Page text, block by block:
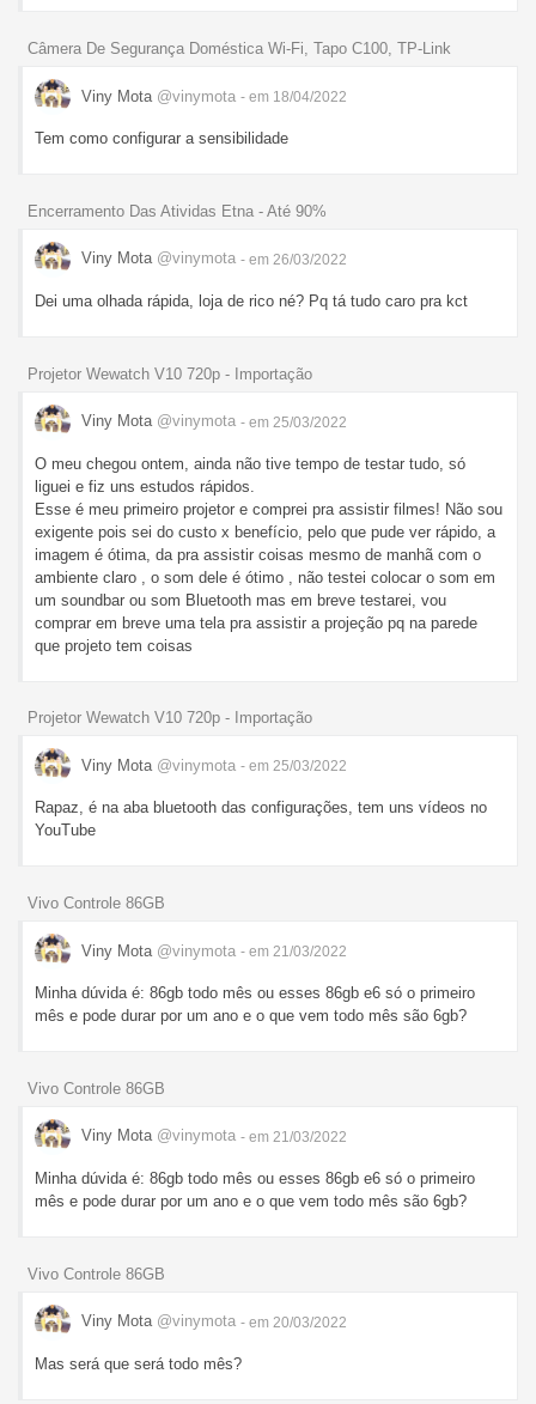
Câmera De Segurança Doméstica Wi-Fi, Tapo C100, TP-Link
Viny Mota @vinymota - em 18/04/2022
Tem como configurar a sensibilidade
Encerramento Das Atividas Etna - Até 90%
Viny Mota @vinymota - em 26/03/2022
Dei uma olhada rápida, loja de rico né? Pq tá tudo caro pra kct
Projetor Wewatch V10 720p - Importação
Viny Mota @vinymota - em 25/03/2022
O meu chegou ontem, ainda não tive tempo de testar tudo, só
liguei e fiz uns estudos rápidos.
Esse é meu primeiro projetor e comprei pra assistir filmes! Não sou
exigente pois sei do custo x benefício, pelo que pude ver rápido, a
imagem é ótima, da pra assistir coisas mesmo de manhã com o
ambiente claro , o som dele é ótimo , não testei colocar o som em
um soundbar ou som Bluetooth mas em breve testarei, vou
comprar em breve uma tela pra assistir a projeção pq na parede
que projeto tem coisas
Projetor Wewatch V10 720p - Importação
Viny Mota @vinymota - em 25/03/2022
Rapaz, é na aba bluetooth das configurações, tem uns vídeos no
YouTube
Vivo Controle 86GB
Viny Mota @vinymota - em 21/03/2022
Minha dúvida é: 86gb todo mês ou esses 86gb e6 só o primeiro
mês e pode durar por um ano e o que vem todo mês são 6gb?
Vivo Controle 86GB
Viny Mota @vinymota - em 21/03/2022
Minha dúvida é: 86gb todo mês ou esses 86gb e6 só o primeiro
mês e pode durar por um ano e o que vem todo mês são 6gb?
Vivo Controle 86GB
Viny Mota @vinymota - em 20/03/2022
Mas será que será todo mês?